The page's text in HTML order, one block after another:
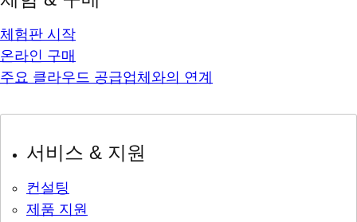
체험판 시작
온라인 구매
주요 클라우드 공급업체와의 연계
서비스 & 지원
컨설팅
제품 지원